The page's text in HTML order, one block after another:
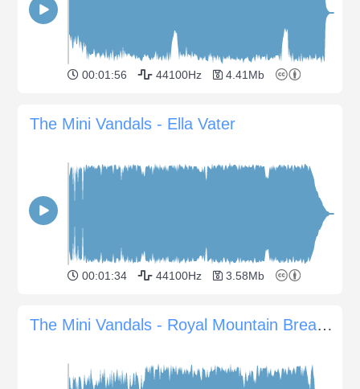
00:01:56 44100Hz 4.41Mb
The Mini Vandals - Ella Vater
00:01:34 44100Hz 3.58Mb
The Mini Vandals - Royal Mountain Breakdown